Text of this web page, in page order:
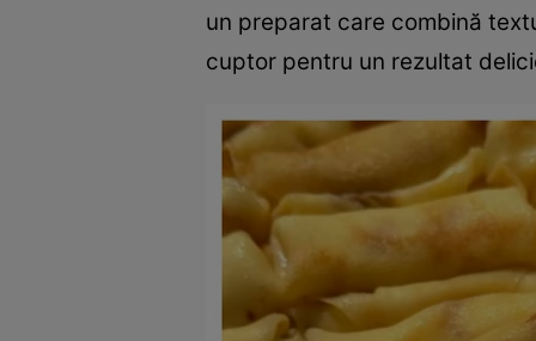
un preparat care combină
cuptor pentru un rezultat